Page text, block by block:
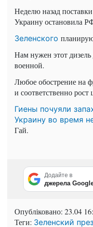
Неделю назад
Украину остановила
Зеленского
Нам нужен этот дизель
военной.
Любое обострение на
и соответственно рост
Гиены почуяли
Украину во время
Гай.
Додайте в
джерела
Опубліковано: 23.04
Теги: Зеленский